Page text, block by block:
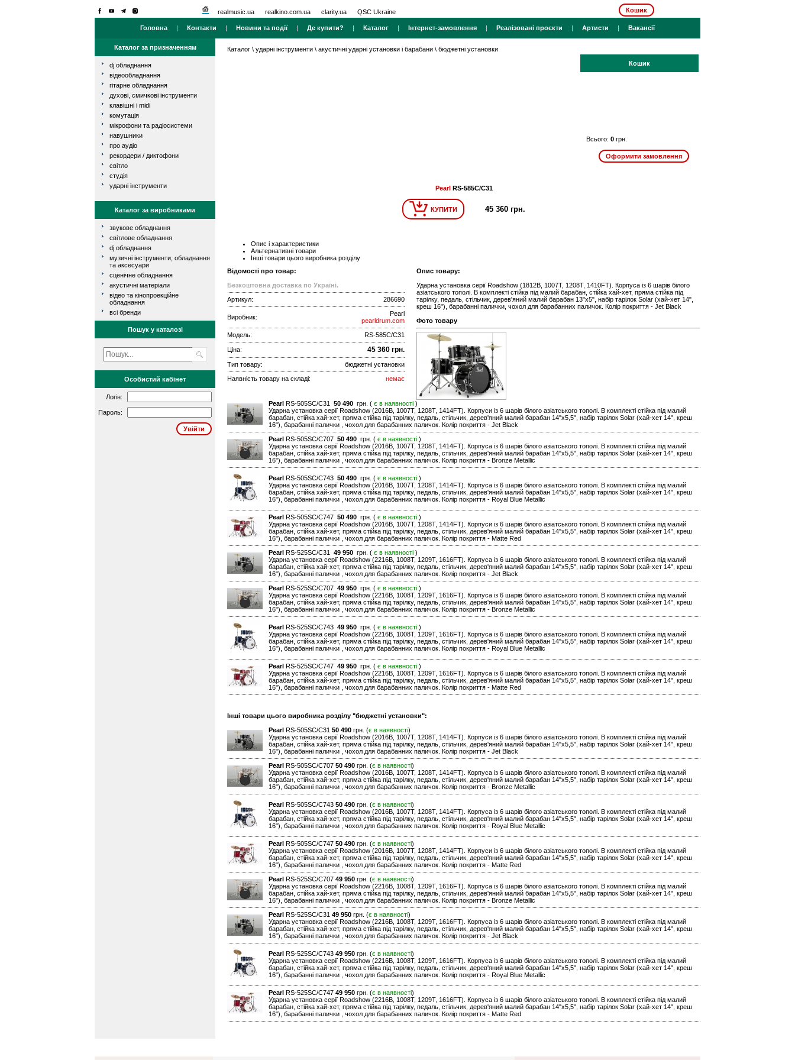
realmusic.ua realkino.com.ua clarity.ua QSC Ukraine Кошик
Головна | Контакти | Новини та події| Де купити? | Каталог | Інтернет-замовлення | Реалізовані проєкти | Артисти | Вакансії
Каталог за призначенням
dj обладнання
відеообладнання
гітарне обладнання
духові, смичкові інструменти
клавішні і midi
комутація
мікрофони та радіосистеми
навушники
про аудіо
рекордери / диктофони
світло
студія
ударні інструменти
Каталог за виробниками
звукове обладнання
світлове обладнання
dj обладнання
музичні інструменти, обладнання
та аксесуари
сценічне обладнання
акустичні матеріали
відео та кінопроекційне
обладнання
всі бренди
Пошук у каталозі
Особистий кабінет
Логін:
Пароль:
Каталог \ ударні інструменти \ акустичні ударні установки і барабани \ бюджетні установки
Кошик
Всього: 0 грн.
PearlRS-585C/C31
КУПИТИ 45 360 грн.
Опис і характеристики
Альтернативні товари
Інші товари цього виробника розділу
Відомості про товар:
Безкоштовна доставка по Україні.
Артикул:
286690
Виробник:
Pearl
pearldrum.com
Модель:
RS-585C/C31
Ціна: 45 360 грн.
Тип товару:
бюджетні установки
Наявність товару на складі:
немає
Опис товару:
Ударна установка серії Roadshow (1812B, 1007T, 1208T, 1410FT). Корпуса із 6 шарів білого
азіатського тополі. В комплекті стійка під малий барабан, стійка хай-хет, пряма стійка під
тарілку, педаль, стільчик, дерев'яний малий барабан 13"x5", набір тарілок Solar (хай-хет 14",
креш 16"), барабанні палички, чохол для барабанних паличок. Колір покриття - Jet Black
Фото товару
Pearl RS-505SC/C31 50 490 грн. ( є в наявності )
Ударна установка серії Roadshow (2016B, 1007T, 1208T, 1414FT). Корпуси із 6 шарів білого азіатського тополі. В комплекті стійка під малий
барабан, стійка хай-хет, пряма стійка під тарілку, педаль, стільчик, дерев'яний малий барабан 14"x5,5", набір тарілок Solar (хай-хет 14", креш
16"), барабанні палички , чохол для барабанних паличок. Колір покриття - Jet Black
Pearl
RS-505SC/C707 50 490 грн. ( є в наявності )
Ударна установка серії Roadshow (2016B, 1007T, 1208T, 1414FT). Корпуса із 6 шарів білого азіатського тополі. В комплекті стійка під малий
барабан, стійка хай-хет, пряма стійка під тарілку, педаль, стільчик, дерев'яний малий барабан 14"x5,5", набір тарілок Solar (хай-хет 14", креш
16"), барабанні палички , чохол для барабанних паличок. Колір покриття - Bronze Metallic
Pearl RS-505SC/C743 50 490 грн. ( є в наявності )
Ударна установка серії Roadshow (2016B, 1007T, 1208T, 1414FT). Корпуса із 6 шарів білого азіатського тополі. В комплекті стійка під малий
барабан, стійка хай-хет, пряма стійка під тарілку, педаль, стільчик, дерев'яний малий барабан 14"x5,5", набір тарілок Solar (хай-хет 14", креш
16"), барабанні палички , чохол для барабанних паличок. Колір покриття - Royal Blue Metallic
Pearl RS-505SC/C747 50 490 грн. ( є в наявності )
Ударна установка серії Roadshow (2016B, 1007T, 1208T, 1414FT). Корпуси із 6 шарів білого азіатського тополі. В комплекті стійка під малий
барабан, стійка хай-хет, пряма стійка під тарілку, педаль, стільчик, дерев'яний малий барабан 14"x5,5", набір тарілок Solar (хай-хет 14", креш
16"), барабанні палички , чохол для барабанних паличок. Колір покриття - Matte Red
Pearl
RS-525SC/C31 49 950 грн. ( є в наявності )
Ударна установка серії Roadshow (2216B, 1008T, 1209T, 1616FT). Корпуса із 6 шарів білого азіатського тополі. В комплекті стійка під малий
барабан, стійка хай-хет, пряма стійка під тарілку, педаль, стільчик, дерев'яний малий барабан 14"x5,5", набір тарілок Solar (хай-хет 14", креш
16"), барабанні палички , чохол для барабанних паличок. Колір покриття - Jet Black
Pearl
RS-525SC/C707 49 950 грн. ( є в наявності )
Ударна установка серії Roadshow (2216B, 1008T, 1209T, 1616FT). Корпуса із 6 шарів білого азіатського тополі. В комплекті стійка під малий
барабан, стійка хай-хет, пряма стійка під тарілку, педаль, стільчик, дерев'яний малий барабан 14"x5,5", набір тарілок Solar (хай-хет 14", креш
16"), барабанні палички , чохол для барабанних паличок. Колір покриття - Bronze Metallic
Pearl RS-525SC/C743 49 950 грн. ( є в наявності )
Ударна установка серії Roadshow (2216B, 1008T, 1209T, 1616FT). Корпуса із 6 шарів білого азіатського тополі. В комплекті стійка під малий
барабан, стійка хай-хет, пряма стійка під тарілку, педаль, стільчик, дерев'яний малий барабан 14"x5,5", набір тарілок Solar (хай-хет 14", креш
16"), барабанні палички , чохол для барабанних паличок. Колір покриття - Royal Blue Metallic
Pearl RS-525SC/C747 49 950 грн. ( є в наявності )
Ударна установка серії Roadshow (2216B, 1008T, 1209T, 1616FT). Корпуса із 6 шарів білого азіатського тополі. В комплекті стійка під малий
барабан, стійка хай-хет, пряма стійка під тарілку, педаль, стільчик, дерев'яний малий барабан 14"x5,5", набір тарілок Solar (хай-хет 14", креш
16"), барабанні палички , чохол для барабанних паличок. Колір покриття - Matte Red
Інші товари цього виробника розділу "бюджетні установки":
Pearl
RS-505SC/C31 50 490 грн. (є в наявності)
Ударна установка серії Roadshow (2016B, 1007T, 1208T, 1414FT). Корпуси із 6 шарів білого азіатського тополі. В комплекті стійка під малий
барабан, стійка хай-хет, пряма стійка під тарілку, педаль, стільчик, дерев'яний малий барабан 14"x5,5", набір тарілок Solar (хай-хет 14", креш
16"), барабанні палички , чохол для барабанних паличок. Колір покриття - Jet Black
Pearl
RS-505SC/C707 50 490 грн. (є в наявності)
Ударна установка серії Roadshow (2016B, 1007T, 1208T, 1414FT). Корпуса із 6 шарів білого азіатського тополі. В комплекті стійка під малий
барабан, стійка хай-хет, пряма стійка під тарілку, педаль, стільчик, дерев'яний малий барабан 14"x5,5", набір тарілок Solar (хай-хет 14", креш
16"), барабанні палички , чохол для барабанних паличок. Колір покриття - Bronze Metallic
Pearl RS-505SC/C743 50 490 грн. (є в наявності)
Ударна установка серії Roadshow (2016B, 1007T, 1208T, 1414FT). Корпуса із 6 шарів білого азіатського тополі. В комплекті стійка під малий
барабан, стійка хай-хет, пряма стійка під тарілку, педаль, стільчик, дерев'яний малий барабан 14"x5,5", набір тарілок Solar (хай-хет 14", креш
16"), барабанні палички , чохол для барабанних паличок. Колір покриття - Royal Blue Metallic
Pearl RS-505SC/C747 50 490 грн. (є в наявності)
Ударна установка серії Roadshow (2016B, 1007T, 1208T, 1414FT). Корпуси із 6 шарів білого азіатського тополі. В комплекті стійка під малий
барабан, стійка хай-хет, пряма стійка під тарілку, педаль, стільчик, дерев'яний малий барабан 14"x5,5", набір тарілок Solar (хай-хет 14", креш
16"), барабанні палички , чохол для барабанних паличок. Колір покриття - Matte Red
Pearl
RS-525SC/C707 49 950 грн. (є в наявності)
Ударна установка серії Roadshow (2216B, 1008T, 1209T, 1616FT). Корпуса із 6 шарів білого азіатського тополі. В комплекті стійка під малий
барабан, стійка хай-хет, пряма стійка під тарілку, педаль, стільчик, дерев'яний малий барабан 14"x5,5", набір тарілок Solar (хай-хет 14", креш
16"), барабанні палички , чохол для барабанних паличок. Колір покриття - Bronze Metallic
Pearl
RS-525SC/C31 49 950 грн. (є в наявності)
Ударна установка серії Roadshow (2216B, 1008T, 1209T, 1616FT). Корпуса із 6 шарів білого азіатського тополі. В комплекті стійка під малий
барабан, стійка хай-хет, пряма стійка під тарілку, педаль, стільчик, дерев'яний малий барабан 14"x5,5", набір тарілок Solar (хай-хет 14", креш
16"), барабанні палички , чохол для барабанних паличок. Колір покриття - Jet Black
Pearl RS-525SC/C743 49 950 грн. (є в наявності)
Ударна установка серії Roadshow (2216B, 1008T, 1209T, 1616FT). Корпуса із 6 шарів білого азіатського тополі. В комплекті стійка під малий
барабан, стійка хай-хет, пряма стійка під тарілку, педаль, стільчик, дерев'яний малий барабан 14"x5,5", набір тарілок Solar (хай-хет 14", креш
16"), барабанні палички , чохол для барабанних паличок. Колір покриття - Royal Blue Metallic
Pearl RS-525SC/C747 49 950 грн. (є в наявності)
Ударна установка серії Roadshow (2216B, 1008T, 1209T, 1616FT). Корпуса із 6 шарів білого азіатського тополі. В комплекті стійка під малий
барабан, стійка хай-хет, пряма стійка під тарілку, педаль, стільчик, дерев'яний малий барабан 14"x5,5", набір тарілок Solar (хай-хет 14", креш
16"), барабанні палички , чохол для барабанних паличок. Колір покриття - Matte Red